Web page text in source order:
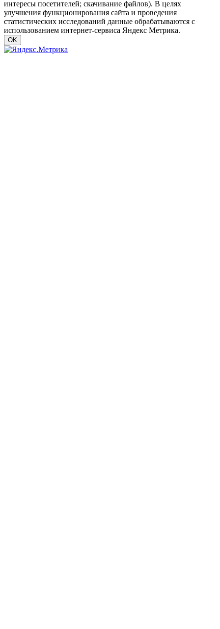
интересы посетителей; скачивание файлов). В целях
улучшения функционирования сайта и проведения
статистических исследований данные обрабатываются с
использованием интернет-сервиса Яндекс Метрика.
OK